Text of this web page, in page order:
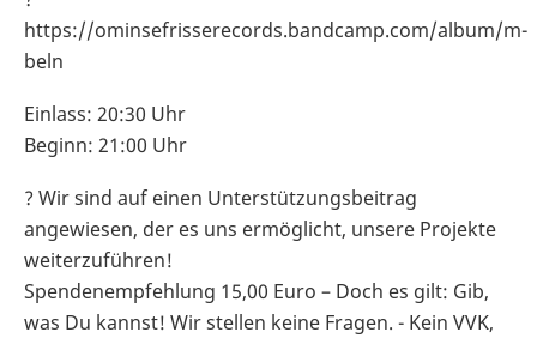
https://ominsefrisserecords.bandcamp.com/album/m-
beln
Einlass: 20:30 Uhr
Beginn: 21:00 Uhr
? Wir sind auf einen Unterstützungsbeitrag
angewiesen, der es uns ermöglicht, unsere Projekte
weiterzuführen!
Spendenempfehlung 15,00 Euro – Doch es gilt: Gib,
was Du kannst! Wir stellen keine Fragen. - Kein VVK,